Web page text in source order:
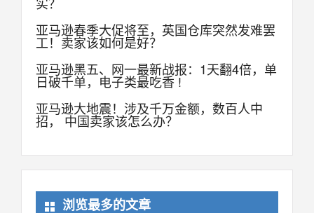
亚马逊春季大促将至，英国仓库突然发难罢
工！卖家该如何是好？
亚马逊黑五、网一最新战报：1天翻4倍，单
日破千单，电子类最吃香 !
亚马逊大地震！涉及千万金额，数百人中
招， 中国卖家该怎么办？
浏览最多的文章